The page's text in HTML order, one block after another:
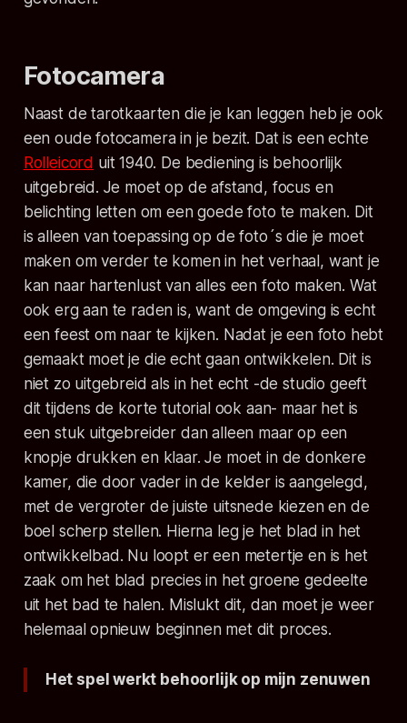
Fotocamera
Naast de tarotkaarten die je kan leggen heb je ook
een oude fotocamera in je bezit. Dat is een echte
Rolleicord uit 1940. De bediening is behoorlijk
uitgebreid. Je moet op de afstand, focus en
belichting letten om een goede foto te maken. Dit
is alleen van toepassing op de foto´s die je moet
maken om verder te komen in het verhaal, want je
kan naar hartenlust van alles een foto maken. Wat
ook erg aan te raden is, want de omgeving is echt
een feest om naar te kijken. Nadat je een foto hebt
gemaakt moet je die echt gaan ontwikkelen. Dit is
niet zo uitgebreid als in het echt -de studio geeft
dit tijdens de korte tutorial ook aan- maar het is
een stuk uitgebreider dan alleen maar op een
knopje drukken en klaar. Je moet in de donkere
kamer, die door vader in de kelder is aangelegd,
met de vergroter de juiste uitsnede kiezen en de
boel scherp stellen. Hierna leg je het blad in het
ontwikkelbad. Nu loopt er een metertje en is het
zaak om het blad precies in het groene gedeelte
uit het bad te halen. Mislukt dit, dan moet je weer
helemaal opnieuw beginnen met dit proces.
Het spel werkt behoorlijk op mijn zenuwen